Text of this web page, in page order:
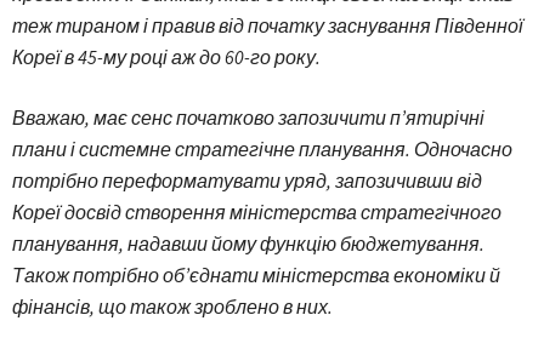
теж тираном і правив від початку заснування Південної
Кореї в 45-му році аж до 60-го року.
Вважаю, має сенс початково запозичити п’ятирічні
плани і системне стратегічне планування. Одночасно
потрібно переформатувати уряд, запозичивши від
Кореї досвід створення міністерства стратегічного
планування, надавши йому функцію бюджетування.
Також потрібно об’єднати міністерства економіки й
фінансів, що також зроблено в них.